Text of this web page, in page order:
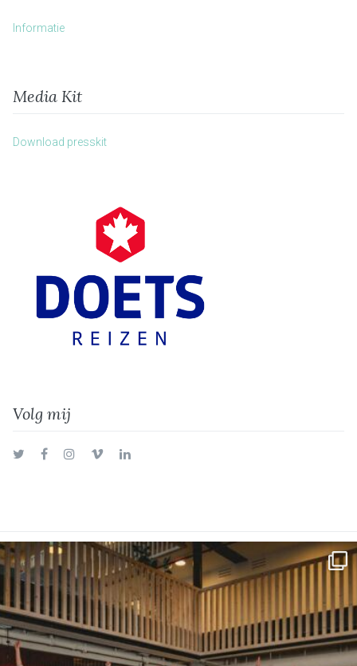
Informatie
Media Kit
Download presskit
Volg mij
TwitterFacebookInstagram
VimeoLinkedIn